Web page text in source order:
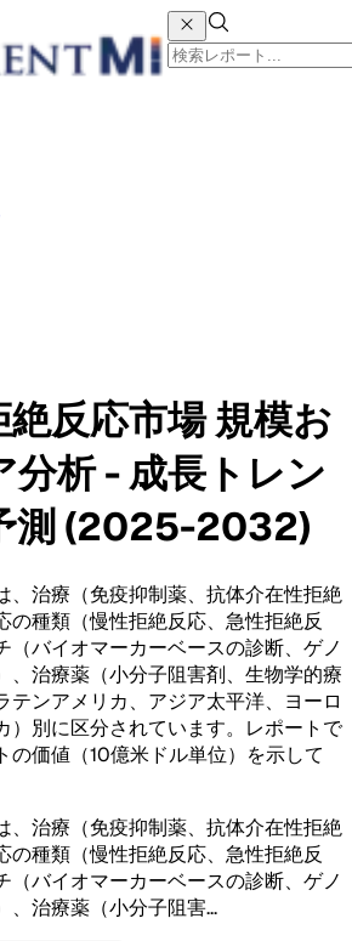
反応市場 規模お
分析 - 成長トレン
測 (2025-2032)
、治療（免疫抑制薬、抗体介在性拒絶
の種類（慢性拒絶反応、急性拒絶反
（バイオマーカーベースの診断、ゲノ
、治療薬（小分子阻害剤、生物学的療
テンアメリカ、アジア太平洋、ヨーロ
）別に区分されています。レポートで
の価値（10億米ドル単位）を示して
、治療（免疫抑制薬、抗体介在性拒絶
の種類（慢性拒絶反応、急性拒絶反
（バイオマーカーベースの診断、ゲノ
、治療薬（小分子阻害...